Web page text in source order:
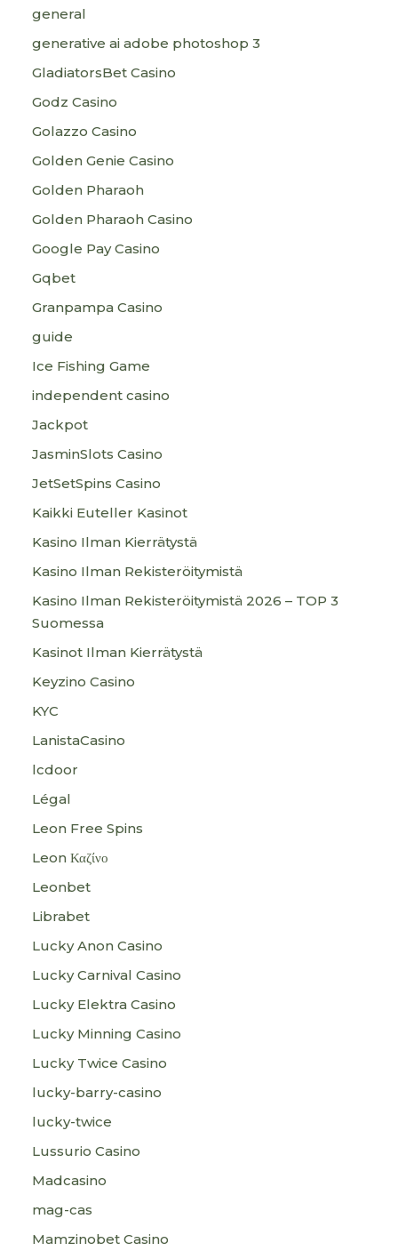
general
generative ai adobe photoshop 3
GladiatorsBet Casino
Godz Casino
Golazzo Casino
Golden Genie Casino
Golden Pharaoh
Golden Pharaoh Casino
Google Pay Casino
Gqbet
Granpampa Casino
guide
Ice Fishing Game
independent casino
Jackpot
JasminSlots Casino
JetSetSpins Casino
Kaikki Euteller Kasinot
Kasino Ilman Kierrätystä
Kasino Ilman Rekisteröitymistä
Kasino Ilman Rekisteröitymistä 2026 – TOP 3
Suomessa
Kasinot Ilman Kierrätystä
Keyzino Casino
KYC
LanistaCasino
lcdoor
Légal
Leon Free Spins
Leon Καζίνο
Leonbet
Librabet
Lucky Anon Casino
Lucky Carnival Casino
Lucky Elektra Casino
Lucky Minning Casino
Lucky Twice Casino
lucky-barry-casino
lucky-twice
Lussurio Casino
Madcasino
mag-cas
Mamzinobet Casino